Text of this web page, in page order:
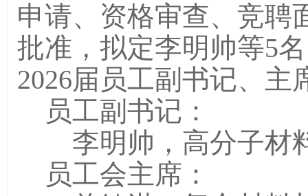
申请、资格审查、竞聘
批准，拟定李明帅等5
2026届员工副书记、
员工副书记：
李明帅，高分子材
员工会主席：